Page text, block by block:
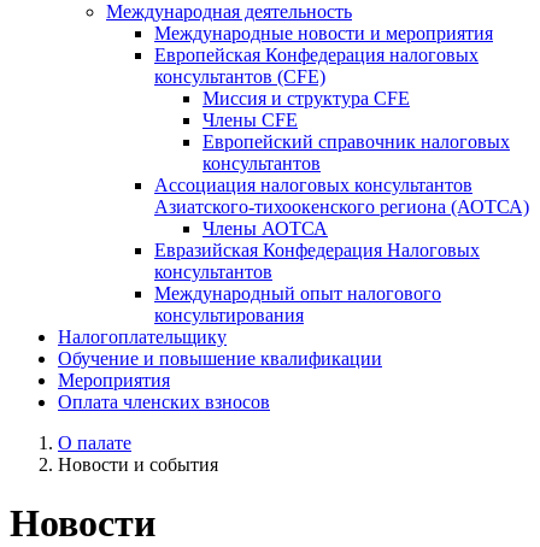
Международная деятельность
Международные новости и мероприятия
Европейская Конфедерация налоговых
консультантов (CFE)
Миссия и структура CFE
Члены CFE
Европейский справочник налоговых
консультантов
Ассоциация налоговых консультантов
Азиатского-тихоокенского региона (АОТСА)
Члены АОТСА
Евразийская Конфедерация Налоговых
консультантов
Международный опыт налогового
консультирования
Налогоплательщику
Обучение и повышение квалификации
Мероприятия
Оплата членских взносов
О палате
Новости и события
Новости